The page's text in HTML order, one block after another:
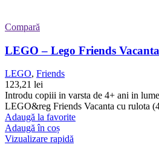
Compară
LEGO – Lego Friends
LEGO, Friends
123,21 lei
Introdu copiii in varsta de 4+ ani in
LEGO&reg Friends Vacanta cu rulota
Adaugă la favorite
Adaugă în coș
Vizualizare rapidă